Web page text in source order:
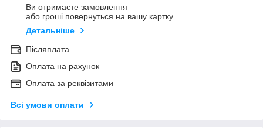
Ви отримаєте замовлення
або гроші повернуться на вашу картку
Детальніше
Післяплата
Оплата на рахунок
Оплата за реквізитами
Всі умови оплати